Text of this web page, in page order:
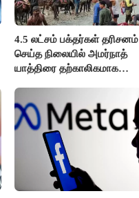
4.5 லட்சம் பக்தர்கள் தரிசனம்
செய்த நிலையில் அமர்நாத்
யாத்திரை தற்காலிகமாக